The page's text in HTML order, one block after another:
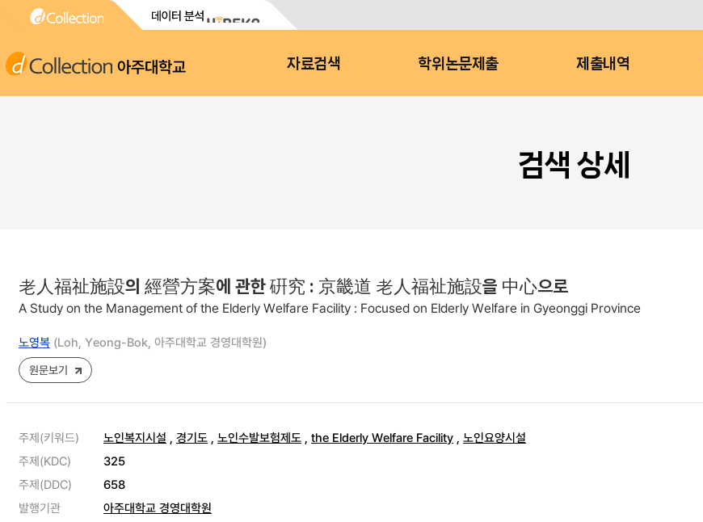
아주대학교 자료검색 학위논문제출 제출내역
검색 상세
老人福祉施設의 經營方案에 관한 硏究 : 京畿道 老人福祉施設을 中心으로
A Study on the Management of the Elderly Welfare Facility : Focused on Elderly Welfare in Gyeonggi Province
노영복 (Loh, Yeong-Bok, 아주대학교 경영대학원)
원문보기
주제(키워드) 노인복지시설 , 경기도 , 노인수발보험제도 , the Elderly Welfare Facility , 노인요양시설
주제(KDC)
325
주제(DDC)
658
발행기관
아주대학교 경영대학원